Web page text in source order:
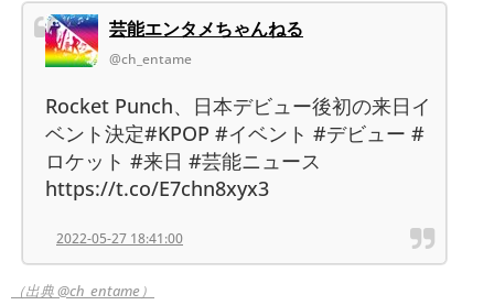
芸能エンタメちゃんねる
@ch_entame
Rocket Punch、日本デビュー後初の来日イ
ベント決定#KPOP #イベント #デビュー #
ロケット #来日 #芸能ニュース
https://t.co/E7chn8xyx3
2022-05-27 18:41:00
（出典 @ch_entame）